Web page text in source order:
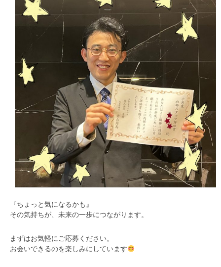
『ちょっと気になるかも』
その気持ちが、未来の一歩につながります。
まずはお気軽にご応募ください。
お会いできるのを楽しみにしています